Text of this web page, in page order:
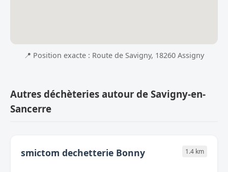
📍 Position exacte : Route de Savigny, 18260 Assigny
Autres déchèteries autour de Savigny-en-
Sancerre
smictom dechetterie Bonny 1.4 km